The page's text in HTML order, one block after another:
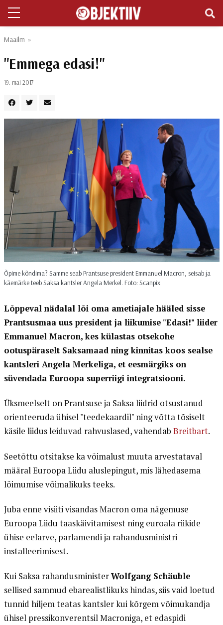
Maailm »
"Emmega edasi!"
19. mai 2017
Õpime kõndima? Samme seab Prantsuse president Emmanuel Macron, seisab ja
käemärke teeb Saksa kantsler Angela Merkel. Foto: Scanpix
Lõppeval nädalal lõi oma ametiajale hääled sisse
Prantsusmaa uus president ja liikumise "Edasi!" liider
Emmanuel Macron, kes külastas otsekohe
ootuspäraselt Saksamaad ning kinnitas koos sealse
kantsleri Angela Merkeliga, et eesmärgiks on
süvendada Euroopa superriigi integratsiooni.
Üksmeelselt on Prantsuse ja Saksa liidrid otsustanud
orienteeruda ühisel "teedekaardil" ning võtta tõsiselt
käsile liidus leiduvad rahvuslased, vahendab Breitbart.
Seetõttu otsitakse ka võimalust muuta arvestataval
määral Euroopa Liidu aluslepingut, mis lähedasema
lõimumise võimalikuks teeks.
Juba enne visiiti visandas Macron oma nägemuse
Euroopa Liidu taaskäivitamisest ning euroala riikide
ühise eelarve, parlamendi ja rahandusministri
installeerimisest.
Kui Saksa rahandusministerWolfgang Schäuble
sellised sammud ebarealistlikuks hindas, siis vaid loetud
tunnid hiljem teatas kantsler kui kõrgem võimukandja
ühisel pressikonverentsil Macroniga, et edaspidi